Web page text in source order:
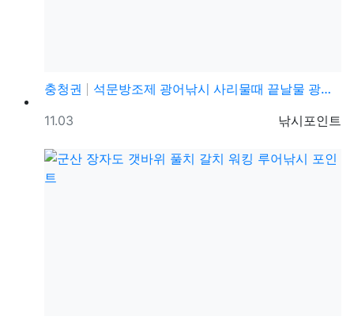
충청권
석문방조제 광어낚시 사리물때 끝날물 광어포인트 추천
등록자
낚시포인트
등록일
11.03